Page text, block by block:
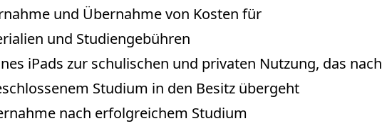
und Übernahme von Kosten für
und Studiengebühren
iPads zur schulischen und privaten Nutzung, das nach
Studium in den Besitz übergeht
nach erfolgreichem Studium